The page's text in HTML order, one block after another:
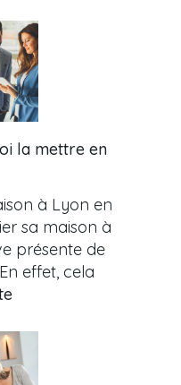
la mettre en
à Lyon en
sa maison à
présente de
effet, cela